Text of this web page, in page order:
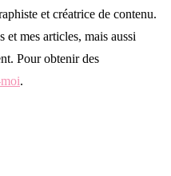
et créatrice de contenu.
mes articles, mais aussi
Pour obtenir des
.